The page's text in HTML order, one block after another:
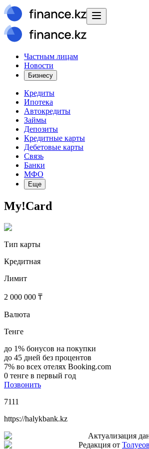
Частным лицам
Новости
Бизнесу
Кредиты
Ипотека
Автокредиты
Займы
Депозиты
Кредитные карты
Дебетовые карты
Связь
Банки
МФО
Еще
My!Card
Тип карты
Кредитная
Лимит
2 000 000 ₸
Валюта
Тенге
до 1% бонусов на покупки
до 45 дней без процентов
7% во всех отелях Booking.com
0 тенге в первый год
Позвонить
7111
https://halykbank.kz
Актуализация
Редакция от